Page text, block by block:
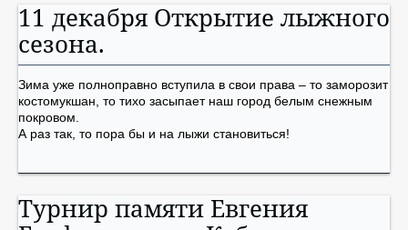
11 декабря Открытие лыжного
сезона.
Зима уже полноправно вступила в свои права – то заморозит
костомукшан, то тихо засыпает наш город белым снежным
покровом.
А раз так, то пора бы и на лыжи становиться!
Турнир памяти Евгения